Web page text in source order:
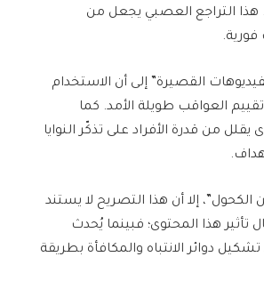
هذا التراجع العصبي يجعل من
فورية.
القصيرة” إلى أن الاستخدام
العواقب طويلة الأمد. كما
من قدرة الأفراد على تذكّر النوايا
إلا أن هذا التصريح لا يستند
هذا المحتوى؛ فبينما يُحدث
دوائر الانتباه والمكافأة بطريقة